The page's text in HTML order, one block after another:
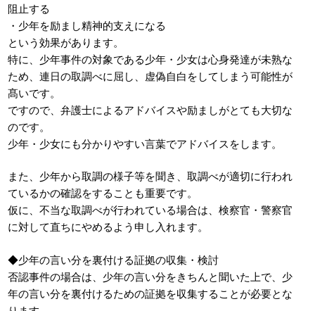
阻止する
・少年を励まし精神的支えになる
という効果があります。
特に、少年事件の対象である少年・少女は心身発達が未熟な
ため、連日の取調べに屈し、虚偽自白をしてしまう可能性が
髙いです。
ですので、弁護士によるアドバイスや励ましがとても大切な
のです。
少年・少女にも分かりやすい言葉でアドバイスをします。
また、少年から取調の様子等を聞き、取調べが適切に行われ
ているかの確認をすることも重要です。
仮に、不当な取調べが行われている場合は、検察官・警察官
に対して直ちにやめるよう申し入れます。
◆少年の言い分を裏付ける証拠の収集・検討
否認事件の場合は、少年の言い分をきちんと聞いた上で、少
年の言い分を裏付けるための証拠を収集することが必要とな